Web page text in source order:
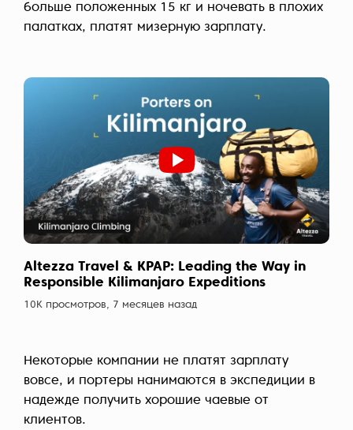
больше положенных 15 кг и ночевать в плохих
палатках, платят мизерную зарплату.
Altezza Travel & KPAP: Leading the Way in
Responsible Kilimanjaro Expeditions
10К просмотров, 7 месяцев назад
Некоторые компании не платят зарплату
вовсе, и портеры нанимаются в экспедиции в
надежде получить хорошие чаевые от
клиентов.